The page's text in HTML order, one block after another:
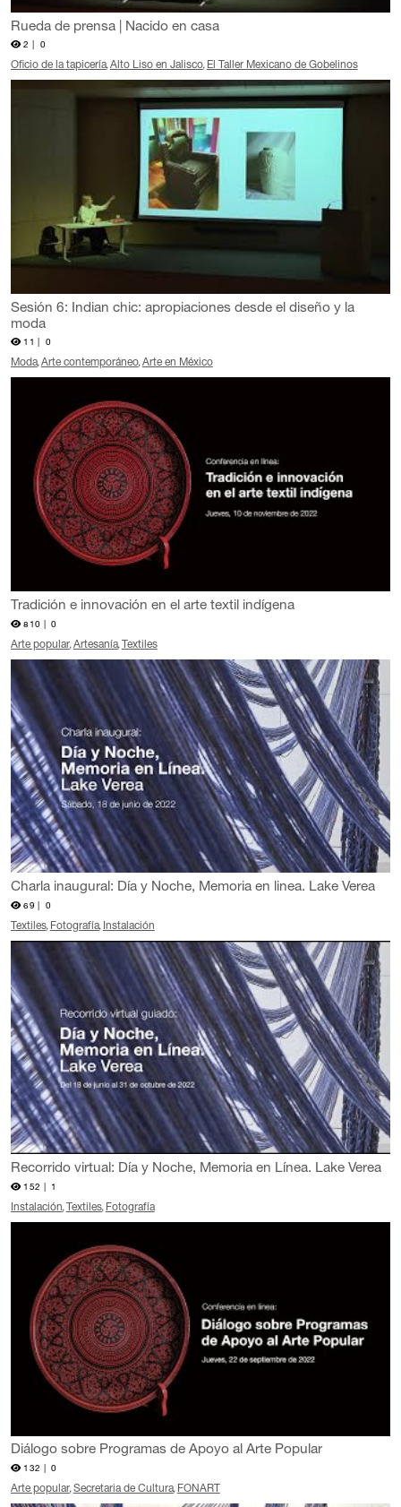
Rueda de prensa | Nacido en casa
2 | 0
Oficio de la tapicería Alto Liso en Jalisco El Taller Mexicano de Gobelinos
Sesión 6: Indian chic: apropiaciones desde el diseño y la
moda
11 | 0
Moda Arte contemporáneo Arte en México
Tradición e innovación en el arte textil indígena
810 | 0
Arte popular Artesanía Textiles
Charla inaugural: Día y Noche, Memoria en linea. Lake Verea
69 | 0
Textiles Fotografía Instalación
Recorrido virtual: Día y Noche, Memoria en Línea. Lake Verea
152 | 1
Instalación Textiles Fotografía
Diálogo sobre Programas de Apoyo al Arte Popular
132 | 0
Arte popular Secretaria de Cultura FONART